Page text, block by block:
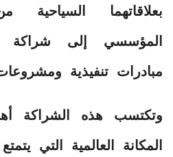
بعلاقاتهما
المؤسسي إلى شراكة
مبادرات تنفيذية
وتكتسب هذه الشراكة
المكانة العالمية التي